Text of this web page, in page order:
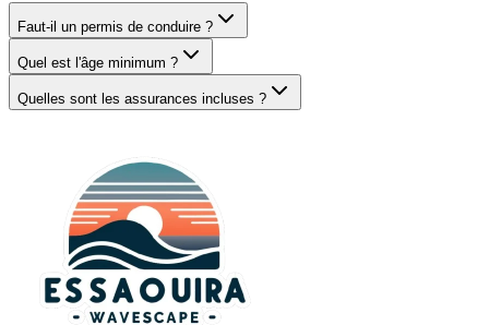
Faut-il un permis de conduire ?
Quel est l'âge minimum ?
Quelles sont les assurances incluses ?